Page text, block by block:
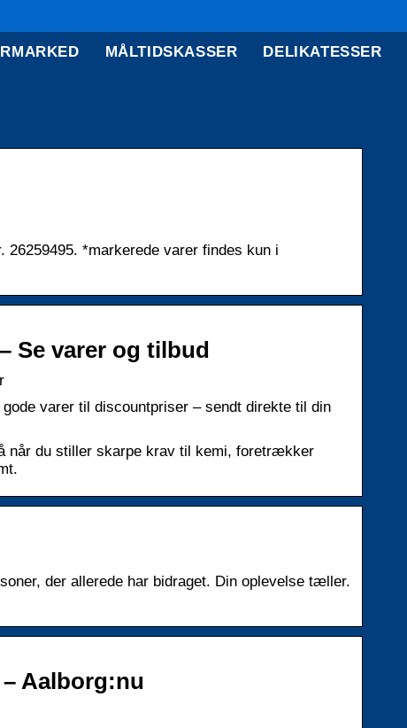
MÅLTIDSKASSER DELIKATESSER
26259495. *markerede varer findes kun i
Se varer og tilbud
varer til discountpriser – sendt direkte til din
når du stiller skarpe krav til kemi, foretrækker
der allerede har bidraget. Din oplevelse tæller.
Aalborg:nu